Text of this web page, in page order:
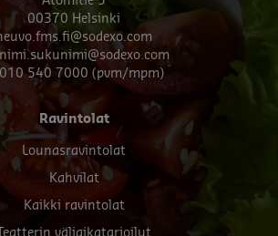
00370 Helsinki
540 7000 (pvm/mpm)
Ravintolat
Lounasravintolat
Kahvilat
Kaikki ravintolat